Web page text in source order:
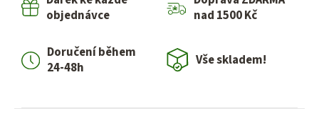
k
objednávce
nad 1500 Kč
Doručení během
24-48h
Vše skladem!